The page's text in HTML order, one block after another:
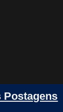
Postagens